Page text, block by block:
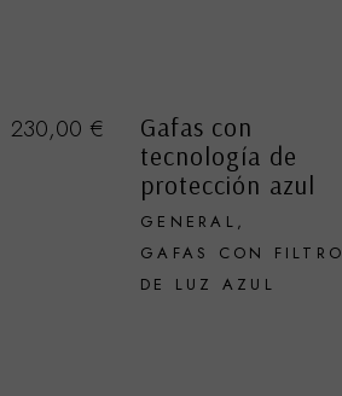
230,00 €
Gafas con
tecnología de
protección azul
GENERAL
GAFAS CON FILTRO
DE LUZ AZUL